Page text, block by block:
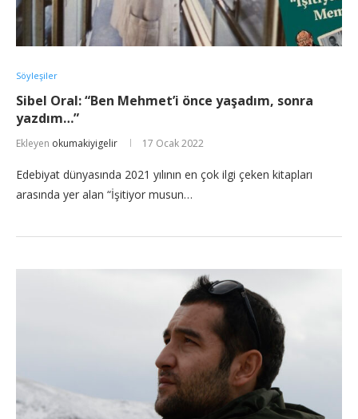
Söyleşiler
Sibel Oral: “Ben Mehmet’i önce yaşadım, sonra
yazdım…”
Ekleyen okumakiyigelir 17 Ocak 2022
Edebiyat dünyasında 2021 yılının en çok ilgi çeken kitapları
arasında yer alan “İşitiyor musun…